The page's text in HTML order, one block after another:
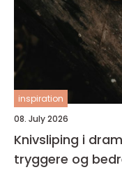
inspiration
08. July 2026
Knivsliping i
tryggere og